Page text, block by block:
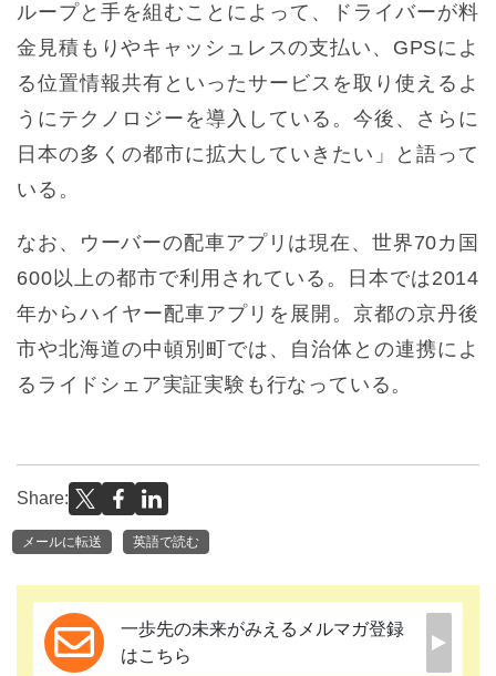
ループと手を組むことによって、ドライバーが料
金見積もりやキャッシュレスの支払い、GPSによ
る位置情報共有といったサービスを取り使えるよ
うにテクノロジーを導入している。今後、さらに
日本の多くの都市に拡大していきたい」と語って
いる。
なお、ウーバーの配車アプリは現在、世界70カ国
600以上の都市で利用されている。日本では2014
年からハイヤー配車アプリを展開。京都の京丹後
市や北海道の中頓別町では、自治体との連携によ
るライドシェア実証実験も行なっている。
Share:
メールに転送 英語で読む
一歩先の未来がみえるメルマガ登録
はこちら